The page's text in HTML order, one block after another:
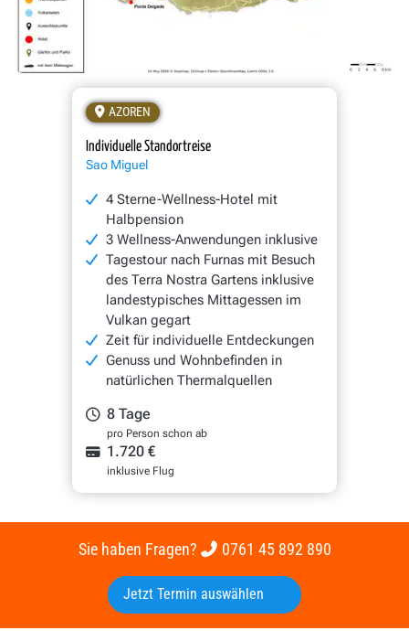
AZOREN
Individuelle Standortreise
Sao Miguel
4 Sterne-Wellness-Hotel mit
Halbpension
3 Wellness-Anwendungen inklusive
Tagestour nach Furnas mit Besuch
des Terra Nostra Gartens inklusive
landestypisches Mittagessen im
Vulkan gegart
Zeit für individuelle Entdeckungen
Genuss und Wohnbefinden in
natürlichen Thermalquellen
8 Tage
pro Person schon ab
1.720 €
inklusive Flug
Sie haben Fragen? 0761 45 892 890
Jetzt Termin auswählen